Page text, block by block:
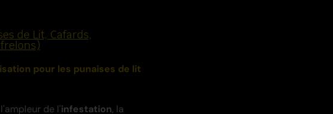
de Lit, Cafards,
pour les punaises de lit
de l'infestation, la